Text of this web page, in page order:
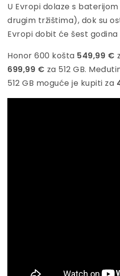
U Evropi dolaze s
drugim tržištima), dok su
Evropi dobit će šest
Honor 600 košta 549,99 €
699,99 € za 512 GB.
512 GB moguće je kupiti za